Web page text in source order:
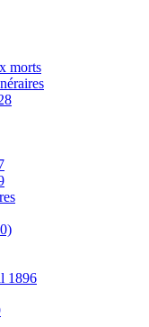
morts
1896